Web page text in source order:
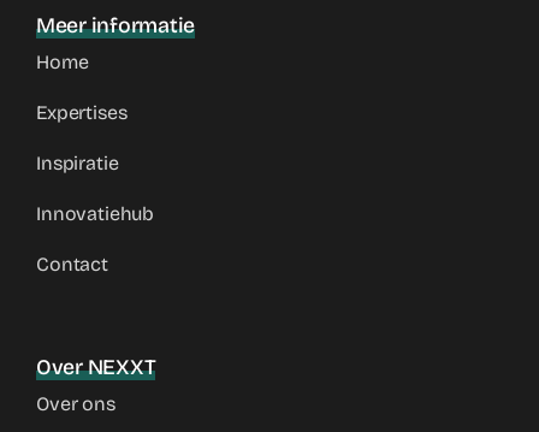
Meer informatie
Home
Expertises
Inspiratie
Innovatiehub
Contact
Over NEXXT
Over ons